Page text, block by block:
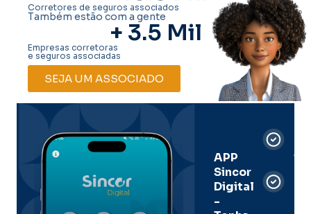
Corretores de seguros associados
Também estão com a gente
+ 3.5 Mil
Empresas corretoras
e seguros associadas
SEJA UM ASSOCIADO
APP
Sincor
Digital
-